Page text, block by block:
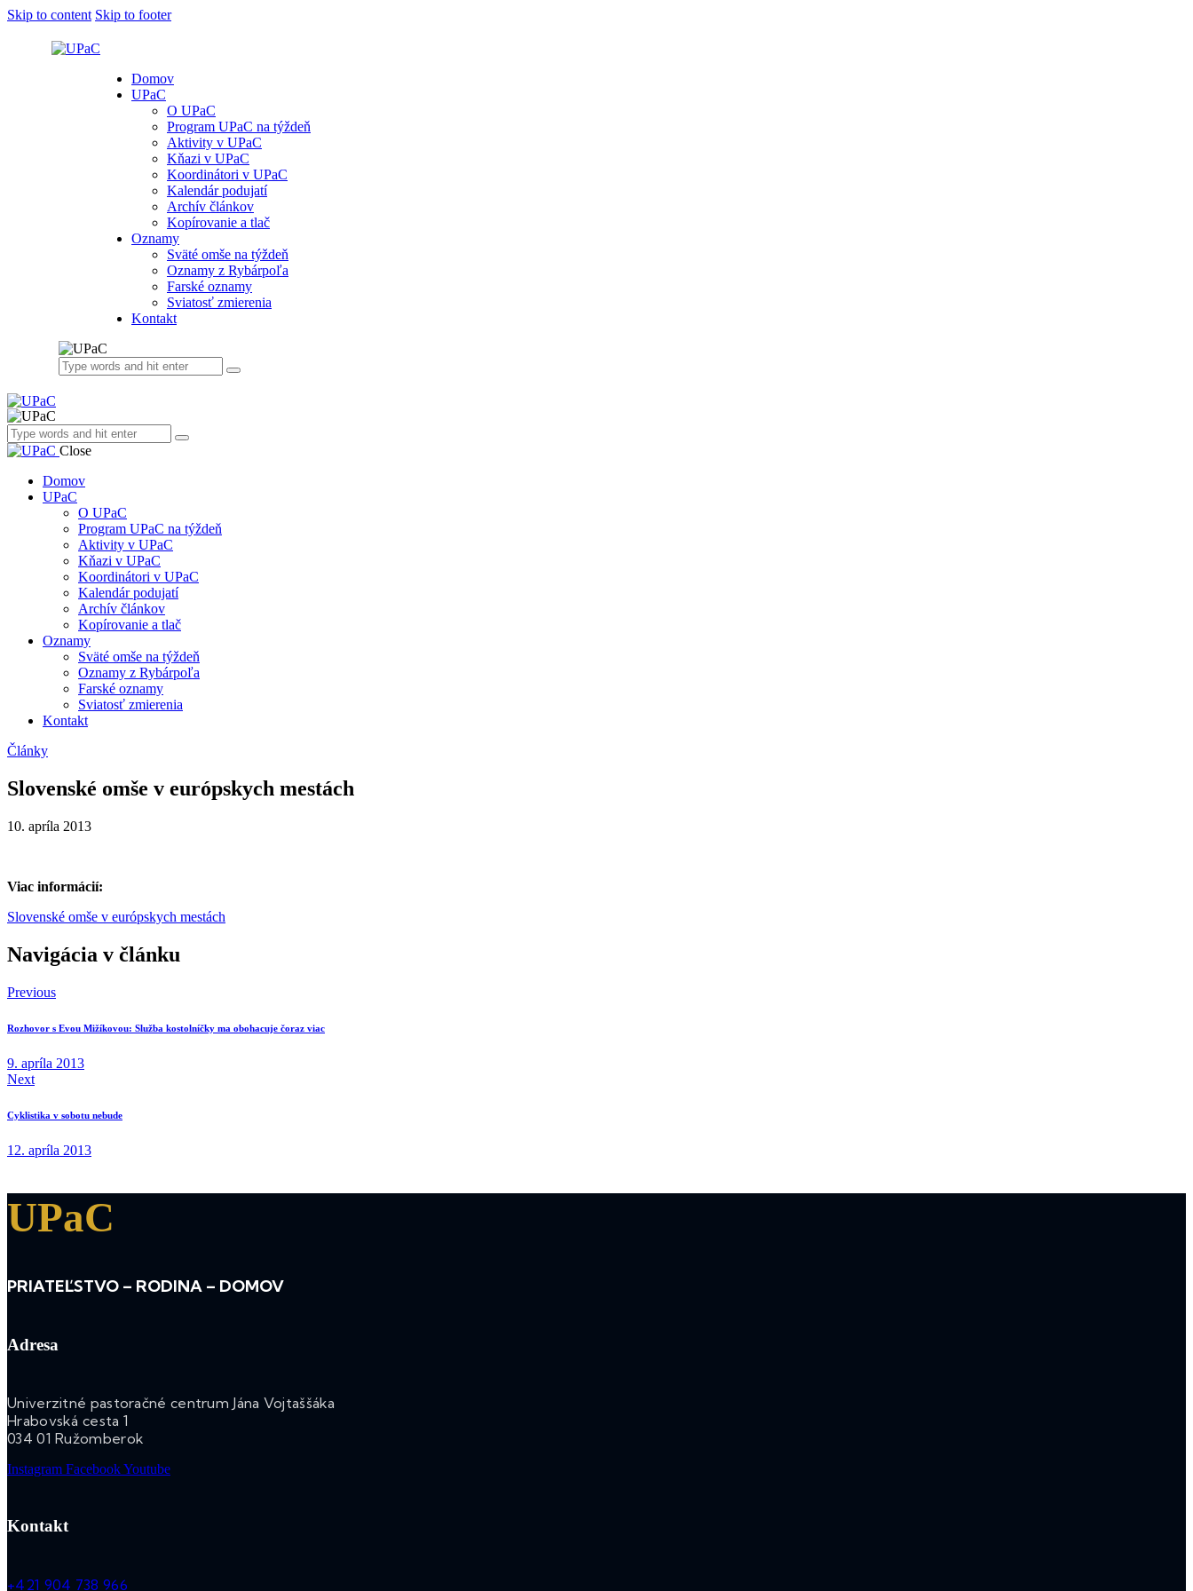
Skip to content Skip to footer
Domov
UPaC
O UPaC
Program UPaC na týždeň
Aktivity v UPaC
Kňazi v UPaC
Koordinátori v UPaC
Kalendár podujatí
Archív článkov
Kopírovanie a tlač
Oznamy
Sväté omše na týždeň
Oznamy z Rybárpoľa
Farské oznamy
Sviatosť zmierenia
Kontakt
Close
Domov
UPaC
O UPaC
Program UPaC na týždeň
Aktivity v UPaC
Kňazi v UPaC
Koordinátori v UPaC
Kalendár podujatí
Archív článkov
Kopírovanie a tlač
Oznamy
Sväté omše na týždeň
Oznamy z Rybárpoľa
Farské oznamy
Sviatosť zmierenia
Kontakt
Články
Slovenské omše v európskych mestách
10. apríla 2013
Viac informácií:
Slovenské omše v európskych mestách
Navigácia v článku
Previous
Rozhovor s Evou Mižíkovou: Služba kostolníčky ma obohacuje čoraz viac
9. apríla 2013
Next
Cyklistika v sobotu nebude
12. apríla 2013
UPaC
PRIATEĽSTVO – RODINA – DOMOV
Adresa
Univerzitné pastoračné centrum Jána Vojtaššáka
Hrabovská cesta 1
034 01 Ružomberok
Instagram FacebookYoutube
Kontakt
+421 904 738 966